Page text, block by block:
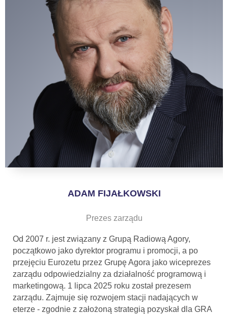
ADAM FIJAŁKOWSKI
Prezes zarządu
Od 2007 r. jest związany z Grupą Radiową Agory,
początkowo jako dyrektor programu i promocji, a po
przejęciu Eurozetu przez Grupę Agora jako wiceprezes
zarządu odpowiedzialny za działalność programową i
marketingową. 1 lipca 2025 roku został prezesem
zarządu. Zajmuje się rozwojem stacji nadających w
eterze - zgodnie z założoną strategią pozyskał dla GRA
prywatności” w stopce serwisu i przechodząc do „Ustawień
Zaawansowanych”. Zmiana ustawień plików cookie możliwa
jest także za pomocą ustawień przeglądarki.
My, nasi Zaufani Partnerzy oraz Agora S.A. mogą
przetwarzać dane osobowe w następujących
Użycie dokładnych danych geolokalizacyjnych.
Aktywne skanowanie charakterystyki urządzenia do celów
identyfikacji. Przechowywanie informacji na urządzeniu lub
dostęp do nich. Spersonalizowane reklamy i treści, pomiar
reklam i treści, badnie odbiorców i ulepszanie usług.
Lista Zaufanych Partnerów